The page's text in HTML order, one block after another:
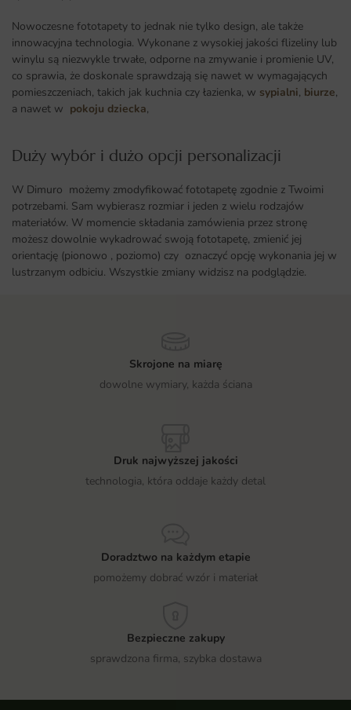
Nowoczesne fototapety to jednak nie tylko design, ale także
innowacyjna technologia. Wykonane z wysokiej jakości flizeliny lub
winylu są niezwykle trwałe, odporne na zmywanie i promienie UV,
co sprawia, że doskonale sprawdzają się nawet w wymagających
pomieszczeniach, takich jak kuchnia czy łazienka, w sypialni, biurze,
a nawet w pokoju dziecka,
Duży wybór i dużo opcji personalizacji ​
W Dimuro możemy zmodyfikować fototapetę zgodnie z Twoimi
potrzebami. Sam wybierasz rozmiar i jeden z wielu rodzajów
materiałów. W momencie składania zamówienia przez stronę
możesz dowolnie wykadrować swoją fototapetę, zmienić jej
orientację (pionowo , poziomo) czy oznaczyć opcję wykonania jej w
lustrzanym odbiciu. Wszystkie zmiany widzisz na podglądzie.
Skrojone na miarę
dowolne wymiary, każda ściana
Druk najwyższej jakości
technologia, która oddaje każdy detal
Doradztwo na każdym etapie
pomożemy dobrać wzór i materiał
Bezpieczne zakupy
sprawdzona firma, szybka dostawa